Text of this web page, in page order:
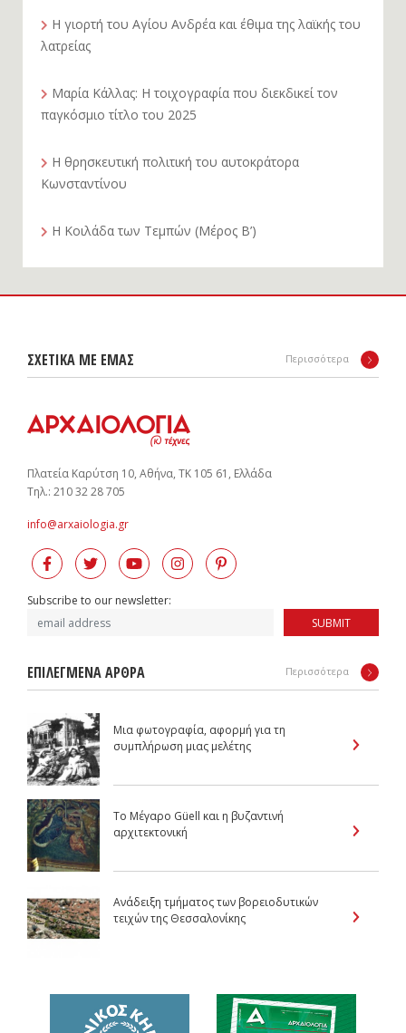
Η γιορτή του Αγίου Ανδρέα και έθιμα της λαϊκής του
λατρείας
Μαρία Κάλλας: Η τοιχογραφία που διεκδικεί τον
παγκόσμιο τίτλο του 2025
Η θρησκευτική πολιτική του αυτοκράτορα
Κωνσταντίνου
Η Κοιλάδα των Τεμπών (Μέρος Β’)
ΣΧΕΤΙΚΑ ΜΕ ΕΜΑΣ Περισσότερα
Πλατεία Καρύτση 10, Αθήνα, ΤΚ 105 61, Ελλάδα
Tηλ.: 210 32 28 705
info@arxaiologia.gr
Subscribe to our newsletter:
SUBMIT
ΕΠΙΛΕΓΜΕΝΑ ΑΡΘΡΑ Περισσότερα
Μια φωτογραφία, αφορμή για τη
συμπλήρωση μιας μελέτης
Το Μέγαρο Güell και η βυζαντινή
αρχιτεκτονική
Ανάδειξη τμήματος των βορειοδυτικών
τειχών της Θεσσαλονίκης